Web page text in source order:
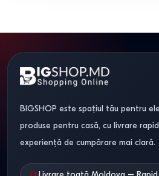
BIGSHOP este spațiul tău pentru
produse pentru casă, cu livrare
experiență de cumpărare mai clară.